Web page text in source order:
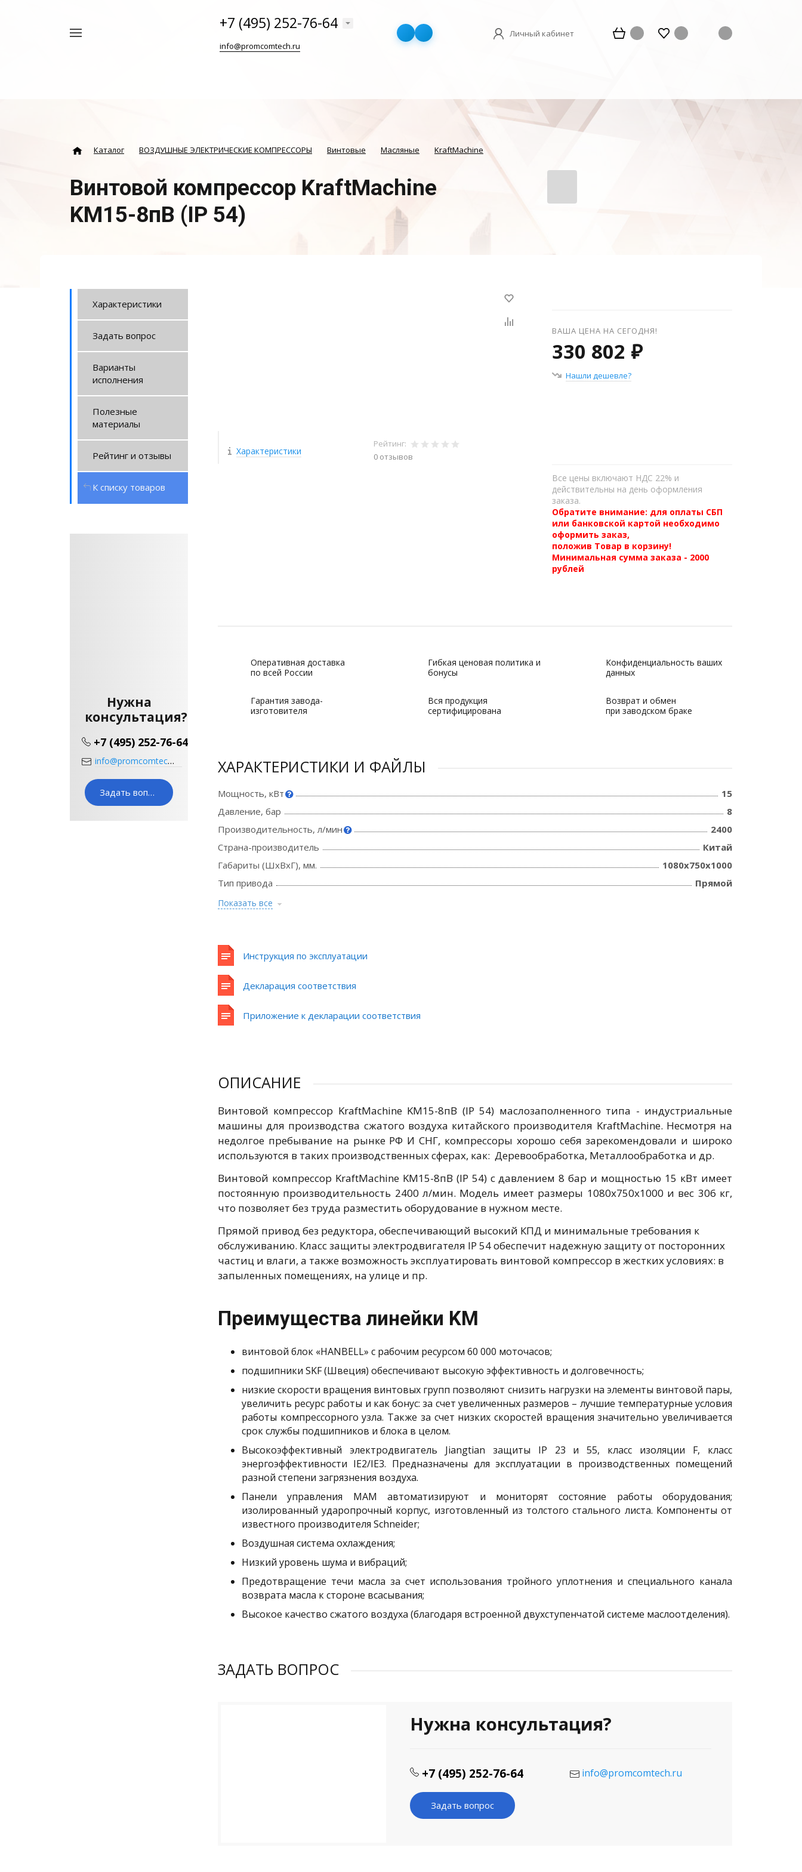
+7 (495) 252-76-64
info@promcomtech.ru
Личный кабинет
Каталог ВОЗДУШНЫЕ ЭЛЕКТРИЧЕСКИЕ КОМПРЕССОРЫ Винтовые Масляные KraftMachine
Винтовой компрессор KraftMachine
KM15-8пВ (IP 54)
Характеристики
Задать вопрос
Варианты
исполнения
Полезные
материалы
Рейтинг и отзывы
К списку товаров
Нужна
консультация?
+7 (495) 252-76-64
info@promcomtech.ru
Задать вопрос
Характеристики
Рейтинг:
0 отзывов
ВАША ЦЕНА НА СЕГОДНЯ!
330 802 ₽
Нашли дешевле?
Все цены включают НДС 22% и
действительны на день оформления
заказа.
Обратите внимание: для оплаты СБП
или банковской картой необходимо
оформить заказ,
положив Товар в корзину!
Минимальная сумма заказа - 2000
рублей
Оперативная доставка
по всей России
Гибкая ценовая политика и
бонусы
Конфиденциальность ваших
данных
Гарантия завода-
изготовителя
Вся продукция
сертифицирована
Возврат и обмен
при заводском браке
ХАРАКТЕРИСТИКИ И ФАЙЛЫ
Мощность, кВт
15
Давление, бар
8
Производительность, л/мин
2400
Страна-производитель
Китай
Габариты (ШхВхГ), мм.
1080x750x1000
Тип привода
Прямой
Показать все
Инструкция по эксплуатации
Декларация соответствия
Приложение к декларации соответствия
ОПИСАНИЕ
Винтовой компрессор KraftMachine KM15-8пВ (IP 54) маслозаполненного типа - индустриальные
машины для производства сжатого воздуха китайского производителя KraftMachine. Несмотря на
недолгое пребывание на рынке РФ И СНГ, компрессоры хорошо себя зарекомендовали и широко
используются в таких производственных сферах, как: Деревообработка, Металлообработка и др.
Винтовой компрессор KraftMachine KM15-8пВ (IP 54) с давлением 8 бар и мощностью 15 кВт имеет
постоянную производительность 2400 л/мин. Модель имеет размеры 1080x750x1000 и вес 306 кг,
что позволяет без труда разместить оборудование в нужном месте.
Прямой привод без редуктора, обеспечивающий высокий КПД и минимальные требования к
обслуживанию. Класс защиты электродвигателя IP 54 обеспечит надежную защиту от посторонних
частиц и влаги, а также возможность эксплуатировать винтовой компрессор в жестких условиях: в
запыленных помещениях, на улице и пр.
Преимущества линейки KM
винтовой блок «HANBELL» с рабочим ресурсом 60 000 моточасов;
подшипники SKF (Швеция) обеспечивают высокую эффективность и долговечность;
низкие скорости вращения винтовых групп позволяют снизить нагрузки на элементы винтовой пары,
увеличить ресурс работы и как бонус: за счет увеличенных размеров – лучшие температурные условия
работы компрессорного узла. Также за счет низких скоростей вращения значительно увеличивается
срок службы подшипников и блока в целом.
Высокоэффективный электродвигатель Jiangtian защиты IP 23 и 55, класс изоляции F, класс
энергоэффективности IE2/IE3. Предназначены для эксплуатации в производственных помещений
разной степени загрязнения воздуха.
Панели управления MAM автоматизируют и мониторят состояние работы оборудования;
изолированный ударопрочный корпус, изготовленный из толстого стального листа. Компоненты от
известного производителя Schneider;
Воздушная система охлаждения;
Низкий уровень шума и вибраций;
Предотвращение течи масла за счет использования тройного уплотнения и специального канала
возврата масла к стороне всасывания;
Высокое качество сжатого воздуха (благодаря встроенной двухступенчатой системе маслоотделения).
ЗАДАТЬ ВОПРОС
Нужна консультация?
+7 (495) 252-76-64 info@promcomtech.ru
Задать вопрос